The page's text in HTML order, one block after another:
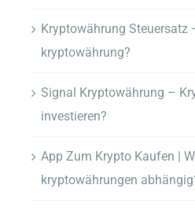
Kryptowährung Steuersatz
kryptowährung?
Signal Kryptowährung –
investieren?
App Zum Krypto Kaufen |
kryptowährungen